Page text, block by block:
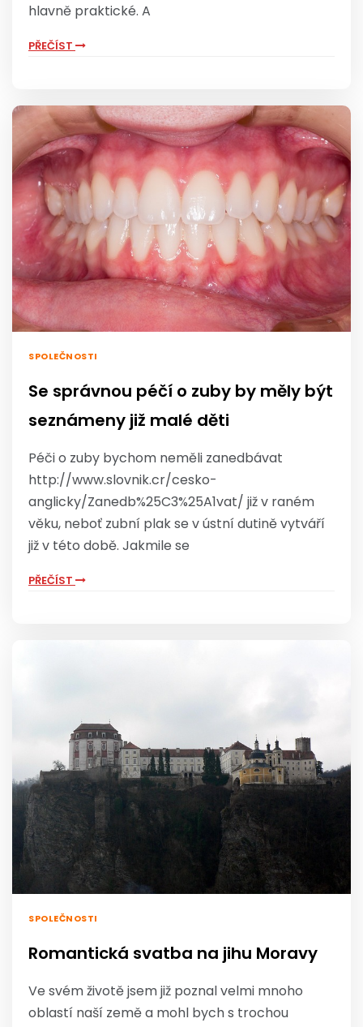
hlavně praktické. A
PŘEČÍST
SPOLEČNOSTI
Se správnou péčí o zuby by měly být
seznámeny již malé děti
Péči o zuby bychom neměli zanedbávat
http://www.slovnik.cr/cesko-
anglicky/Zanedb%25C3%25A1vat/ již v raném
věku, neboť zubní plak se v ústní dutině vytváří
již v této době. Jakmile se
PŘEČÍST
SPOLEČNOSTI
Romantická svatba na jihu Moravy
Ve svém životě jsem již poznal velmi mnoho
oblastí naší země a mohl bych s trochou